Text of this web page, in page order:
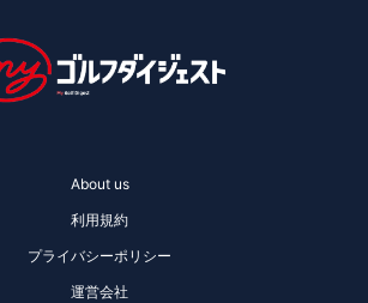
About us
利用規約
プライバシーポリシー
運営会社